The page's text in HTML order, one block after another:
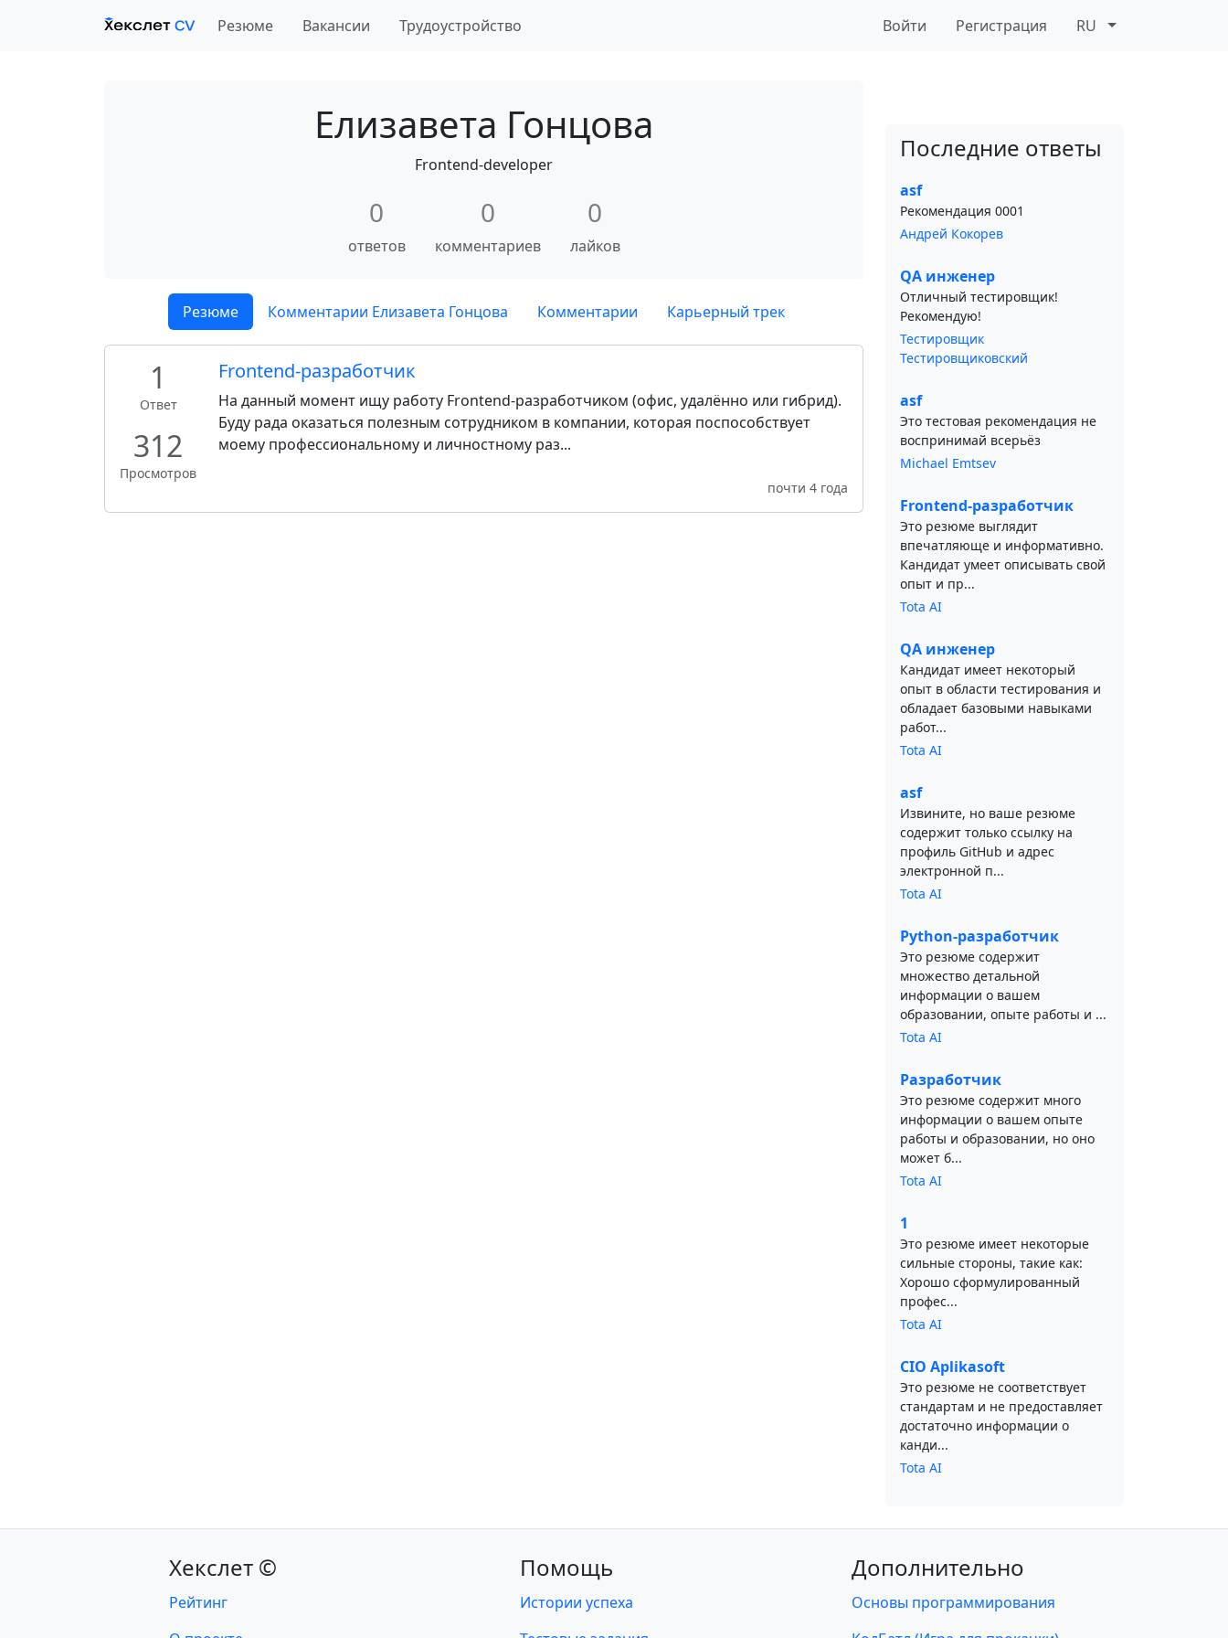
Резюме Вакансии Трудоустройство Войти Регистрация RU
Елизавета Гонцова
Frontend-developer
0
ответов
0
комментариев
0
лайков
Резюме Комментарии Елизавета Гонцова Комментарии Карьерный трек
1
Ответ
312
Просмотров
Frontend-разработчик
На данный момент ищу работу Frontend-разработчиком (офис, удалённо или гибрид).
Буду рада оказаться полезным сотрудником в компании, которая поспособствует
моему профессиональному и личностному раз...
почти 4 года
Последние ответы
asf
Рекомендация 0001
Андрей Кокорев
QA инженер
Отличный тестировщик!
Рекомендую!
Тестировщик
Тестировщиковский
asf
Это тестовая рекомендация не
воспринимай всерьёз
Michael Emtsev
Frontend-разработчик
Это резюме выглядит
впечатляюще и информативно.
Кандидат умеет описывать свой
опыт и пр...
Tota AI
QA инженер
Кандидат имеет некоторый
опыт в области тестирования и
обладает базовыми навыками
работ...
Tota AI
asf
Извините, но ваше резюме
содержит только ссылку на
профиль GitHub и адрес
электронной п...
Tota AI
Python-разработчик
Это резюме содержит
множество детальной
информации о вашем
образовании, опыте работы и ...
Tota AI
Разработчик
Это резюме содержит много
информации о вашем опыте
работы и образовании, но оно
может б...
Tota AI
1
Это резюме имеет некоторые
сильные стороны, такие как:
Хорошо сформулированный
профес...
Tota AI
CIO Aplikasoft
Это резюме не соответствует
стандартам и не предоставляет
достаточно информации о
канди...
Tota AI
Хекслет ©
Рейтинг
Помощь
Истории успеха
Дополнительно
Основы программирования